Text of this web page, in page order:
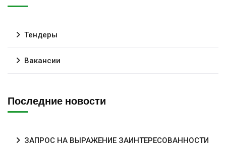
Тендеры
Вакансии
Последние новости
ЗАПРОС НА ВЫРАЖЕНИЕ ЗАИНТЕРЕСОВАННОСТИ